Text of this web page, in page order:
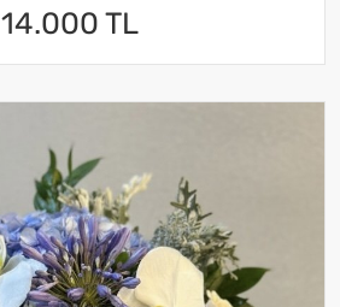
14.000 TL